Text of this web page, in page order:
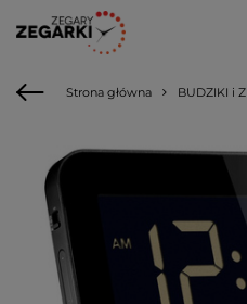
Strona główna BUDZIKI i